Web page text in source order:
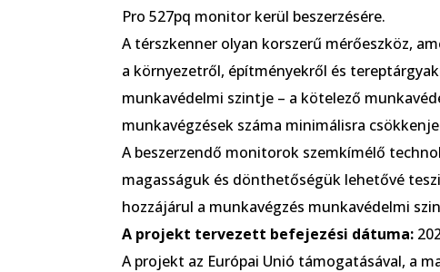
Pro 527pq monitor kerül beszerzésére.
A térszkenner olyan korszerű mérőeszköz,
a környezetről, építményekről és
munkavédelmi szintje – a kötelező
munkavégzések száma minimálisra
A beszerzendő monitorok szemkímélő
magasságuk és dönthetőségük lehetővé
hozzájárul a munkavégzés munkavédelmi
A projekt tervezett befejezési dátuma:
A projekt az Európai Unió támogatásával, a